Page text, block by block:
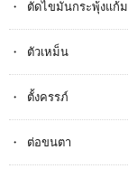
ตัดไขมันกระพุ้งแก้ม
ตัวเหม็น
ตั้งครรภ​์
ต่อขนตา